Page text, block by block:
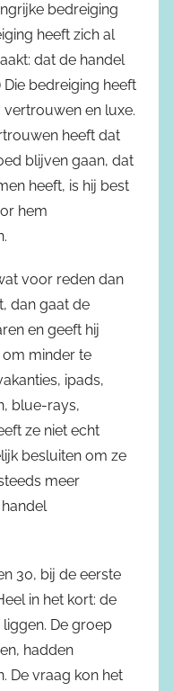
bedreiging
heeft zich al
dat de handel
Die bedreiging heeft
en luxe.
heeft dat
blijven gaan, dat
heeft, is hij best
hem
voor reden dan
dan gaat de
en geeft hij
om minder te
ipads,
blue-rays,
ze niet echt
besluiten om ze
meer
30, bij de eerste
in het kort: de
De groep
hadden
De vraag kon het